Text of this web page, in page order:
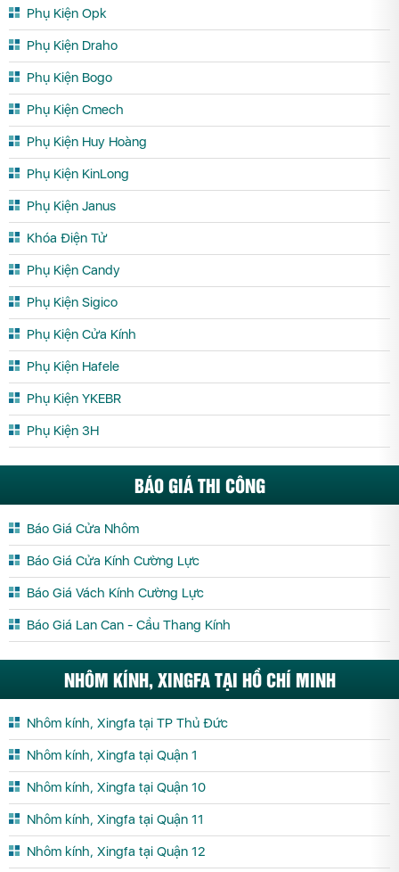
Phụ Kiện Opk
Phụ Kiện Draho
Phụ Kiện Bogo
Phụ Kiện Cmech
Phụ Kiện Huy Hoàng
Phụ Kiện KinLong
Phụ Kiện Janus
Khóa Điện Tử
Phụ Kiện Candy
Phụ Kiện Sigico
Phụ Kiện Cửa Kính
Phụ Kiện Hafele
Phụ Kiện YKEBR
Phụ Kiện 3H
BÁO GIÁ THI CÔNG
Báo Giá Cửa Nhôm
Báo Giá Cửa Kính Cường Lực
Báo Giá Vách Kính Cường Lực
Báo Giá Lan Can - Cầu Thang Kính
NHÔM KÍNH, XINGFA TẠI HỒ CHÍ MINH
Nhôm kính, Xingfa tại TP Thủ Đức
Nhôm kính, Xingfa tại Quận 1
Nhôm kính, Xingfa tại Quận 10
Nhôm kính, Xingfa tại Quận 11
Nhôm kính, Xingfa tại Quận 12